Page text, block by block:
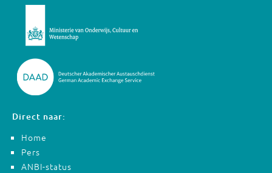
Direct naar:
Home
Pers
ANBI-status